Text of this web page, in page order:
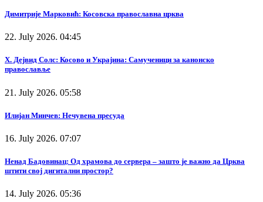
Димитрије Марковић: Косовска православна црква
22. July 2026. 04:45
Х. Дејвид Солс: Косово и Украјина: Самученици за канонско
православље
21. July 2026. 05:58
Илијан Минчев: Нечувена пресуда
16. July 2026. 07:07
Ненад Бадовинац: Од храмова до сервера – зашто је важно да Црква
штити свој дигитални простор?
14. July 2026. 05:36